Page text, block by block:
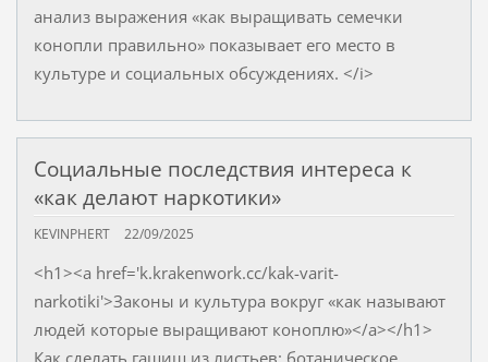
анализ выражения «как выращивать семечки
конопли правильно» показывает его место в
культуре и социальных обсуждениях. </i>
Социальные последствия интереса к
«как делают наркотики»
KEVINPHERT 22/09/2025
<h1><a href='k.krakenwork.cc/kak-varit-
narkotiki'>Законы и культура вокруг «как называют
людей которые выращивают коноплю»</a></h1>